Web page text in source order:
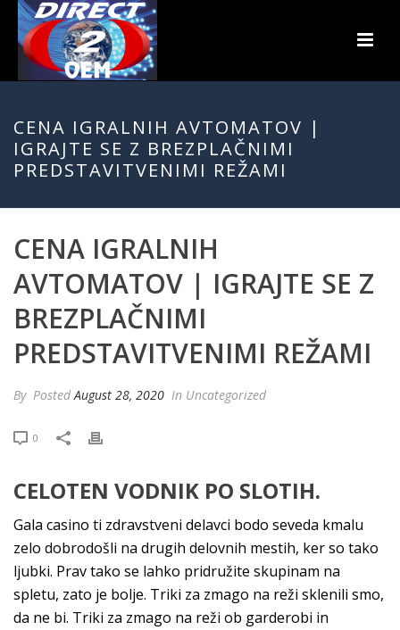
CENA IGRALNIH AVTOMATOV |
IGRAJTE SE Z BREZPLAČNIMI
PREDSTAVITVENIMI REŽAMI
CENA IGRALNIH
AVTOMATOV | IGRAJTE SE Z
BREZPLAČNIMI
PREDSTAVITVENIMI REŽAMI
By PostedAugust 28, 2020 In Uncategorized
0
CELOTEN VODNIK PO SLOTIH.
Gala casino ti zdravstveni delavci bodo seveda kmalu
zelo dobrodošli na drugih delovnih mestih, ker so tako
ljubki. Prav tako se lahko pridružite skupinam na
spletu, zato je bolje. Triki za zmago na reži sklenili smo,
da ne bi. Triki za zmago na reži ob garderobi in